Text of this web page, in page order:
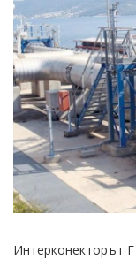
Интерконекторът